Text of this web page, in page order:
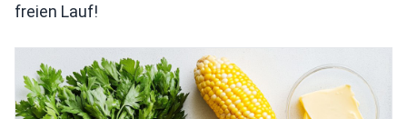
freien Lauf!